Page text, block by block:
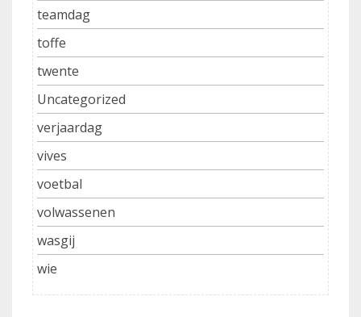
teamdag
toffe
twente
Uncategorized
verjaardag
vives
voetbal
volwassenen
wasgij
wie